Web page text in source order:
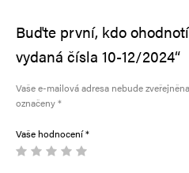
Buďte první, kdo
vydaná čísla 10-12/2024“
Vaše e-mailová adresa nebude
označeny*
Vaše hodnocení*